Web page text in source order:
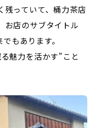
残っていて、桶力茶店
お店のサブタイトル
もあります。
魅力を活かす”こと